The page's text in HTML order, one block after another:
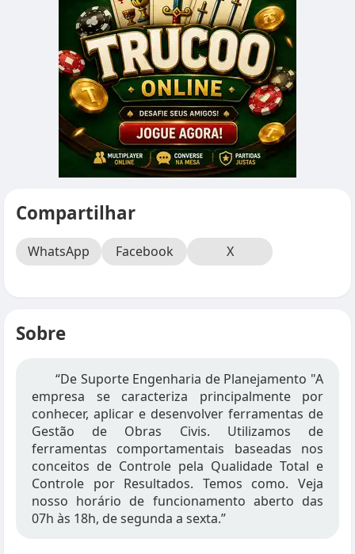
Compartilhar
WhatsApp Facebook X
Sobre
“De Suporte Engenharia de Planejamento "A
empresa se caracteriza principalmente por
conhecer, aplicar e desenvolver ferramentas de
Gestão de Obras Civis. Utilizamos de
ferramentas comportamentais baseadas nos
conceitos de Controle pela Qualidade Total e
Controle por Resultados. Temos como. Veja
nosso horário de funcionamento aberto das
07h às 18h, de segunda a sexta.”